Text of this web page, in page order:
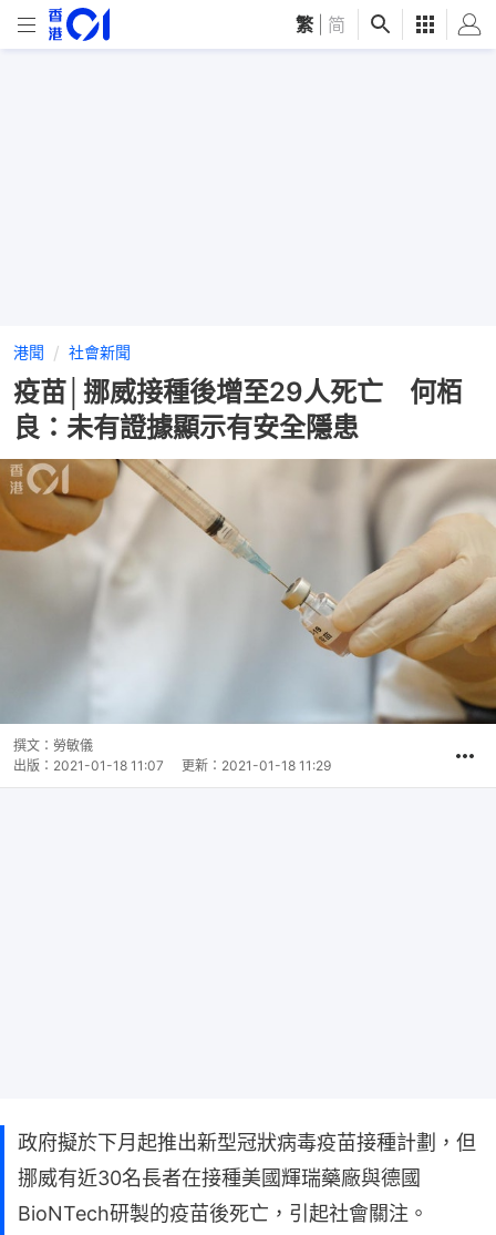
繁 简
港聞 社會新聞
疫苗│挪威接種後增至29人死亡 何栢
良：未有證據顯示有安全隱患
撰文： 勞敏儀
出版： 2021-01-18 11:07 更新： 2021-01-18 11:29
政府擬於下月起推出新型冠狀病毒疫苗接種計劃，但
挪威有近30名長者在接種美國輝瑞藥廠與德國
BioNTech研製的疫苗後死亡，引起社會關注。